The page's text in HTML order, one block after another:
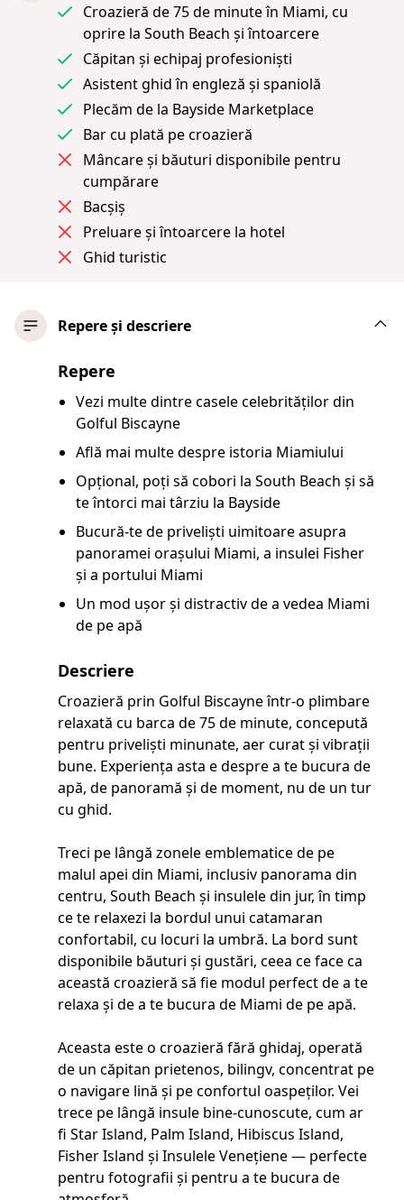
Croazieră de 75 de minute în Miami, cu
oprire la South Beach și întoarcere
Căpitan și echipaj profesioniști
Asistent ghid în engleză și spaniolă
Plecăm de la Bayside Marketplace
Bar cu plată pe croazieră
Mâncare și băuturi disponibile pentru
cumpărare
Bacșiș
Preluare și întoarcere la hotel
Ghid turistic
Repere și descriere
Repere
Vezi multe dintre casele celebrităților din
Golful Biscayne
Află mai multe despre istoria Miamiului
Opțional, poți să cobori la South Beach și să
te întorci mai târziu la Bayside
Bucură-te de priveliști uimitoare asupra
panoramei orașului Miami, a insulei Fisher
și a portului Miami
Un mod ușor și distractiv de a vedea Miami
de pe apă
Descriere
Croazieră prin Golful Biscayne într-o plimbare
relaxată cu barca de 75 de minute, concepută
pentru priveliști minunate, aer curat și vibrații
bune. Experiența asta e despre a te bucura de
apă, de panoramă și de moment, nu de un tur
cu ghid.
Treci pe lângă zonele emblematice de pe
malul apei din Miami, inclusiv panorama din
centru, South Beach și insulele din jur, în timp
ce te relaxezi la bordul unui catamaran
confortabil, cu locuri la umbră. La bord sunt
disponibile băuturi și gustări, ceea ce face ca
această croazieră să fie modul perfect de a te
relaxa și de a te bucura de Miami de pe apă.
Aceasta este o croazieră fără ghidaj, operată
de un căpitan prietenos, bilingv, concentrat pe
o navigare lină și pe confortul oaspeților. Vei
trece pe lângă insule bine-cunoscute, cum ar
fi Star Island, Palm Island, Hibiscus Island,
Fisher Island și Insulele Venețiene — perfecte
pentru fotografii și pentru a te bucura de